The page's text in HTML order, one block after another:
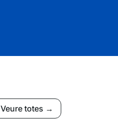
Veure totes →